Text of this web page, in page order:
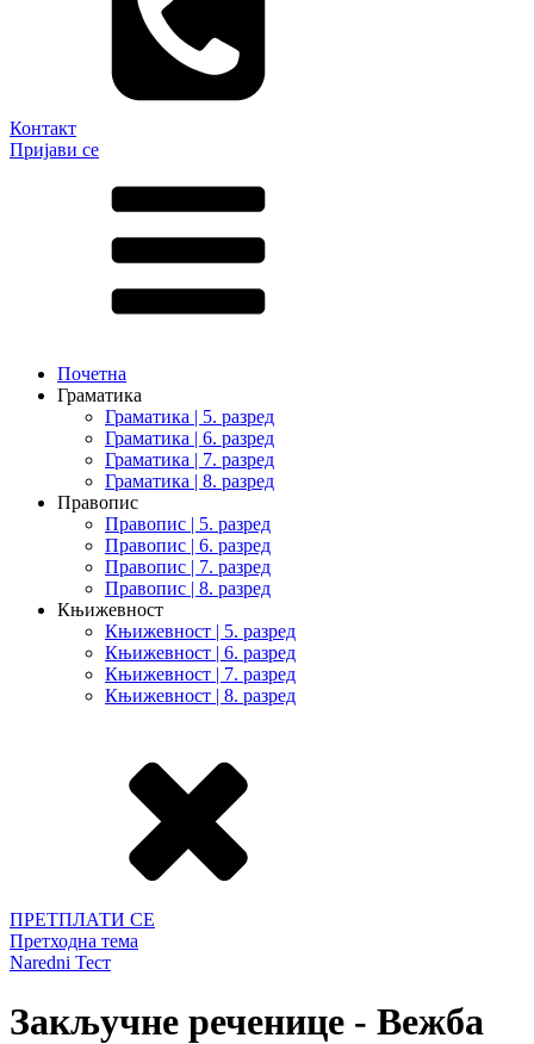
Контакт
Пријави се
Почетна
Граматика
Граматика | 5. разред
Граматика | 6. разред
Граматика | 7. разред
Граматика | 8. разред
Правопис
Правопис | 5. разред
Правопис | 6. разред
Правопис | 7. разред
Правопис | 8. разред
Књижевност
Књижевност | 5. разред
Књижевност | 6. разред
Књижевност | 7. разред
Књижевност | 8. разред
ПРЕТПЛАТИ СЕ
Претходна тема
Naredni Тест
Закључне реченице - Вежба